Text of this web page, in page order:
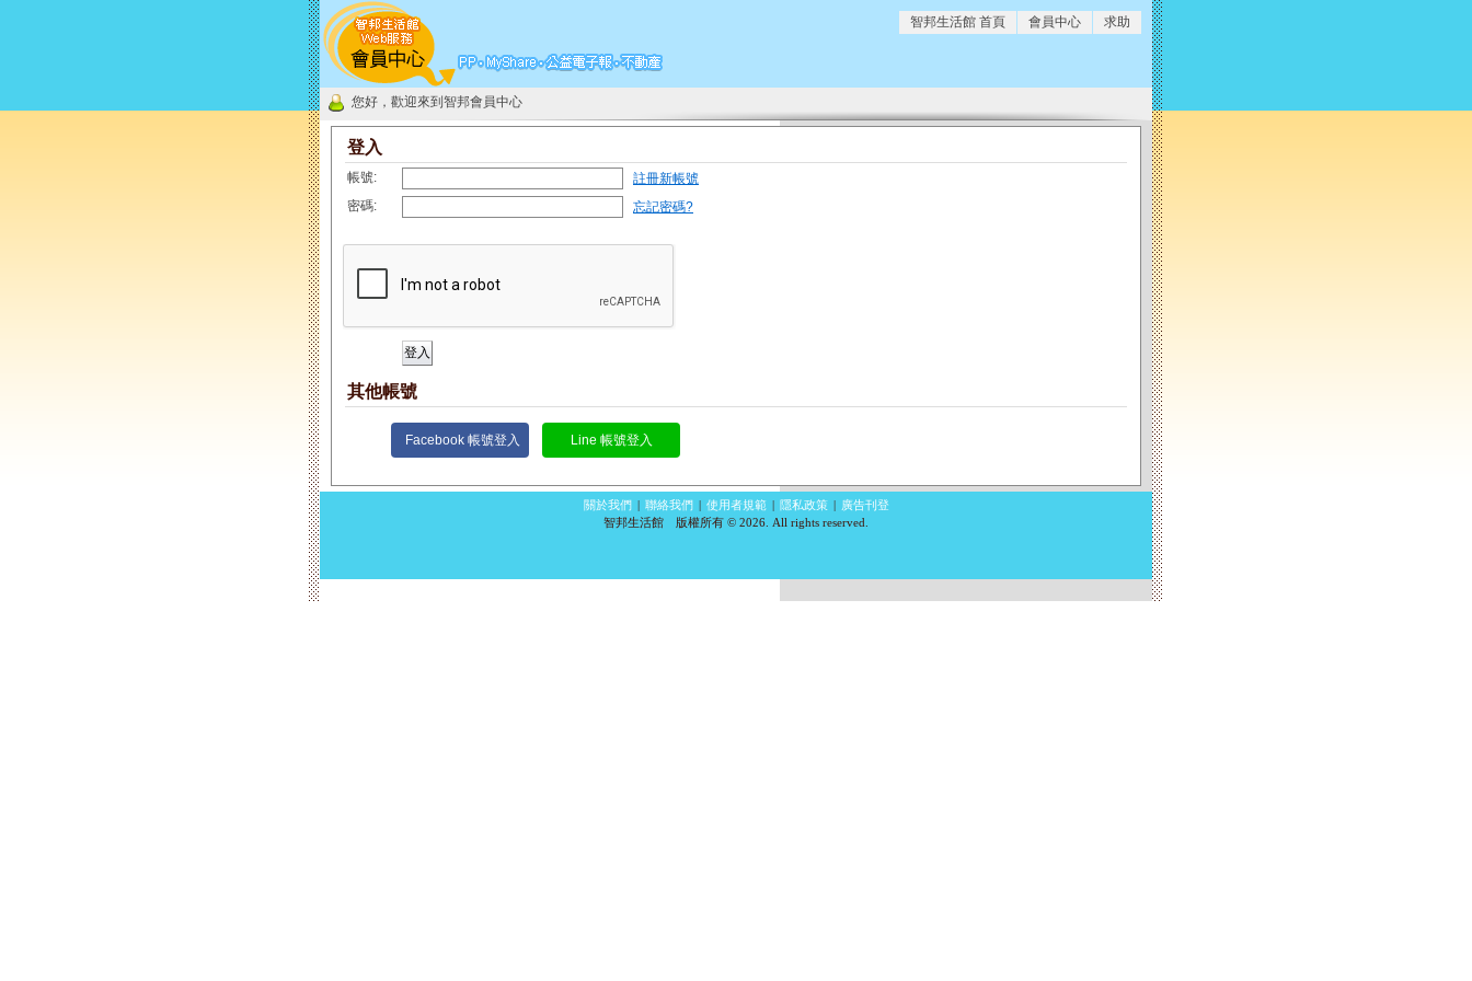
求助
會員中心
智邦生活館 首頁
您好，歡迎來到智邦會員中心
登入
帳號:
註冊新帳號
密碼:
忘記密碼?
其他帳號
Facebook 帳號登入 Line 帳號登入
關於我們 | 聯絡我們 | 使用者規範 | 隱私政策 | 廣告刊登
智邦生活館 版權所有 © 2026. All rights reserved.